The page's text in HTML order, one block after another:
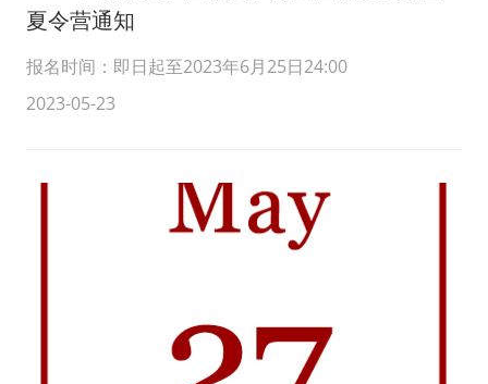
夏令营通知
报名时间：即日起至2023年6月25日24:00
2023-05-23